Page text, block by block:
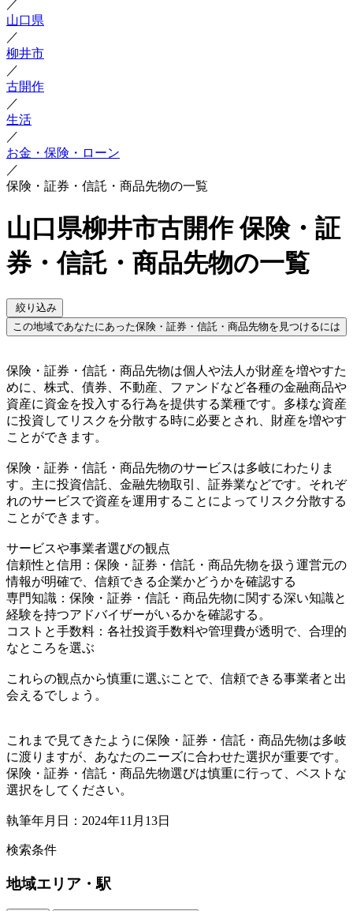
／
山口県
／
柳井市
／
古開作
／
生活
／
お金・保険・ローン
／
保険・証券・信託・商品先物の一覧
山口県柳井市古開作 保険・証
券・信託・商品先物の一覧
絞り込み
この地域であなたにあった保険・証券・信託・商品先物を見つけるには
保険・証券・信託・商品先物は個人や法人が財産を増やすた
めに、株式、債券、不動産、ファンドなど各種の金融商品や
資産に資金を投入する行為を提供する業種です。多様な資産
に投資してリスクを分散する時に必要とされ、財産を増やす
ことができます。
保険・証券・信託・商品先物のサービスは多岐にわたりま
す。主に投資信託、金融先物取引、証券業などです。それぞ
れのサービスで資産を運用することによってリスク分散する
ことができます。
サービスや事業者選びの観点
信頼性と信用：保険・証券・信託・商品先物を扱う運営元の
情報が明確で、信頼できる企業かどうかを確認する
専門知識：保険・証券・信託・商品先物に関する深い知識と
経験を持つアドバイザーがいるかを確認する。
コストと手数料：各社投資手数料や管理費が透明で、合理的
なところを選ぶ
これらの観点から慎重に選ぶことで、信頼できる事業者と出
会えるでしょう。
これまで見てきたように保険・証券・信託・商品先物は多岐
に渡りますが、あなたのニーズに合わせた選択が重要です。
保険・証券・信託・商品先物選びは慎重に行って、ベストな
選択をしてください。
執筆年月日：2024年11月13日
検索条件
地域エリア・駅